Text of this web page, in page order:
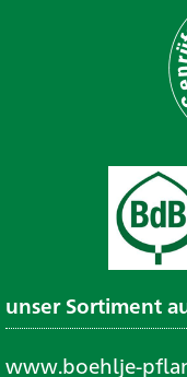
unser Sortiment
www.boehlje-